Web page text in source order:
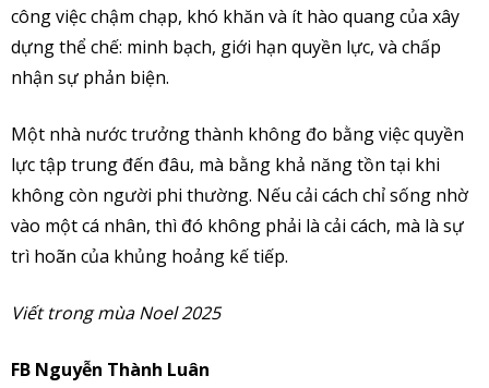
công việc chậm chạp, khó khăn và ít hào quang của xây
dựng thể chế: minh bạch, giới hạn quyền lực, và chấp
nhận sự phản biện.
Một nhà nước trưởng thành không đo bằng việc quyền
lực tập trung đến đâu, mà bằng khả năng tồn tại khi
không còn người phi thường. Nếu cải cách chỉ sống nhờ
vào một cá nhân, thì đó không phải là cải cách, mà là sự
trì hoãn của khủng hoảng kế tiếp.
Viết trong mùa Noel 2025
FB Nguyễn Thành Luân